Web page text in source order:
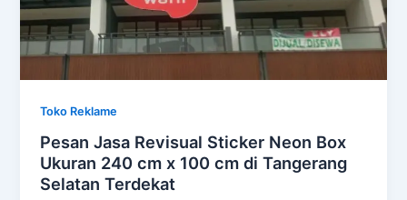
Toko Reklame
Pesan Jasa Revisual Sticker Neon Box
Ukuran 240 cm x 100 cm di Tangerang
Selatan Terdekat